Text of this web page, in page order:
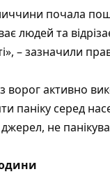
почала
людей та
– зазначили
ворог активно
паніку серед
не